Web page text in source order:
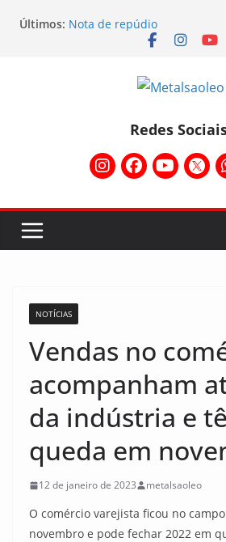
Últimos: Nota de repúdio
Conselho Diretivo da CNM/
Physioclinic: parceira do
Assembleia na Taurus –
Assembleia na Taurus
salarial e mostra a força da
reajuste
Redes
NOTÍCIAS
Vendas no
acompanham
da indústria e
queda em
12 de janeiro de 2023 metalsaoleo
O comércio varejista ficou no
novembro e pode fechar 2022 em